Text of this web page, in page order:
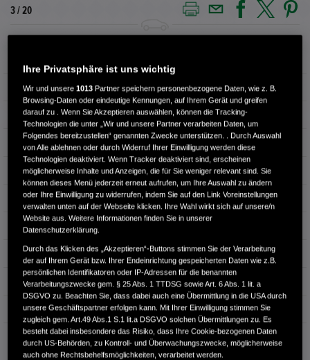
4 / 20
Innenausstattung Teilleder
Kilometerstand 12.000 km
Kraftstoffart Benzin
Getriebe Automatik
Türen 5
Leistung
Hubraum 1.498 cm³
Erstzulassung 09.2025
Bauart SUV
WESTERWALD AUTOMOBILE GMBH
Horresser Berg 10
Ihre Privatsphäre ist uns wichtig
Wir und unsere1013 Partner speichern personenbezogene Daten, wie z. B.
Browsing-Daten oder eindeutige Kennungen, auf Ihrem Gerät und greifen
darauf zu . Wenn Sie Akzeptieren auswählen, können die Tracking-
Technologien die unter „Wir und unsere Partner verarbeiten Daten, um
Folgendes bereitzustellen“ genannten Zwecke unterstützen. . Durch Auswahl
von Alle ablehnen oder durch Widerruf Ihrer Einwilligung werden diese
Technologien deaktiviert. Wenn Tracker deaktiviert sind, erscheinen
möglicherweise Inhalte und Anzeigen, die für Sie weniger relevant sind. Sie
können dieses Menü jederzeit erneut aufrufen, um Ihre Auswahl zu ändern
oder Ihre Einwilligung zu widerrufen, indem Sie auf den Link Voreinstellungen
verwalten unten auf der Webseite klicken. Ihre Wahl wirkt sich auf unsere/n
Website aus. Weitere Informationen finden Sie in unserer
Datenschutzerklärung.
Durch das Klicken des „Akzeptieren“-Buttons stimmen Sie der Verarbeitung
der auf Ihrem Gerät bzw. Ihrer Endeinrichtung gespeicherten Daten wie z.B.
persönlichen Identifikatoren oder IP-Adressen für die benannten
Verarbeitungszwecke gem. § 25 Abs. 1 TTDSG sowie Art. 6 Abs. 1 lit. a
DSGVO zu. Beachten Sie, dass dabei auch eine Übermittlung in die USA durch
unsere Geschäftspartner erfolgen kann. Mit Ihrer Einwilligung stimmen Sie
zugleich gem. Art.49 Abs.1 S.1 lit.a DSGVO solchen Übermittlungen zu. Es
besteht dabei insbesondere das Risiko, dass Ihre Cookie-bezogenen Daten
durch US-Behörden, zu Kontroll- und Überwachungszwecke, möglicherweise
auch ohne Rechtsbehelfsmöglichkeiten, verarbeitet werden.